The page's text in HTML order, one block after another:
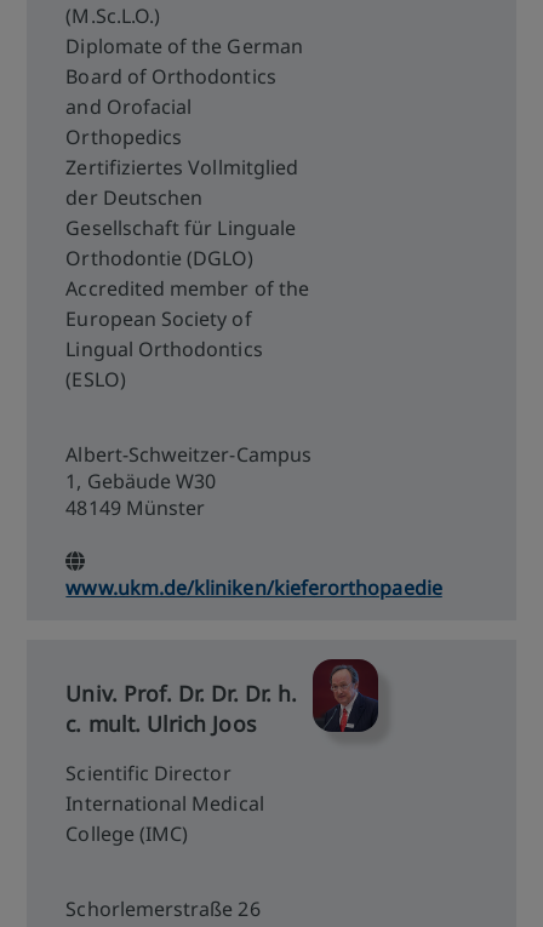
(M.Sc.L.O.)
Diplomate of the German
Board of Orthodontics
and Orofacial
Orthopedics
Zertifiziertes Vollmitglied
der Deutschen
Gesellschaft für Linguale
Orthodontie (DGLO)
Accredited member of the
European Society of
Lingual Orthodontics
(ESLO)
Albert-Schweitzer-Campus
1, Gebäude W30
48149 Münster
www.ukm.de/kliniken/kieferorthopaedie
Univ. Prof. Dr. Dr. Dr. h.
c. mult. Ulrich Joos
Scientific Director
International Medical
College (IMC)
Schorlemerstraße 26